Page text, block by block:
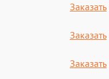
Заказать
Заказать
Заказать